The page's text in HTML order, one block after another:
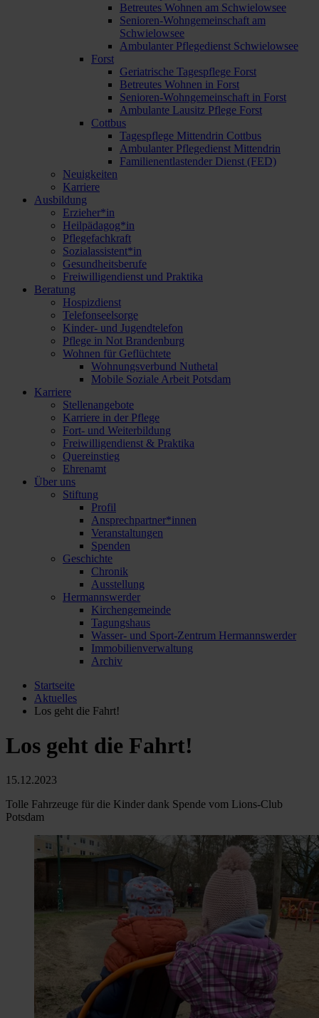
Betreutes Wohnen am Schwielowsee
Senioren-Wohngemeinschaft am
Schwielowsee
Ambulanter Pflegedienst Schwielowsee
Forst
Geriatrische Tagespflege Forst
Betreutes Wohnen in Forst
Senioren-Wohngemeinschaft in Forst
Ambulante Lausitz Pflege Forst
Cottbus
Tagespflege Mittendrin Cottbus
Ambulanter Pflegedienst Mittendrin
Familienentlastender Dienst (FED)
Neuigkeiten
Karriere
Ausbildung
Erzieher*in
Heilpädagog*in
Pflegefachkraft
Sozialassistent*in
Gesundheitsberufe
Freiwilligendienst und Praktika
Beratung
Hospizdienst
Telefonseelsorge
Kinder- und Jugendtelefon
Pflege in Not Brandenburg
Wohnen für Geflüchtete
Wohnungsverbund Nuthetal
Mobile Soziale Arbeit Potsdam
Karriere
Stellenangebote
Karriere in der Pflege
Fort- und Weiterbildung
Freiwilligendienst & Praktika
Quereinstieg
Ehrenamt
Über uns
Stiftung
Profil
Ansprechpartner*innen
Veranstaltungen
Spenden
Geschichte
Chronik
Ausstellung
Hermannswerder
Kirchengemeinde
Tagungshaus
Wasser- und Sport-Zentrum Hermannswerder
Immobilienverwaltung
Archiv
Startseite
Aktuelles
Los geht die Fahrt!
Los geht die Fahrt!
15.12.2023
Tolle Fahrzeuge für die Kinder dank Spende vom Lions-Club
Potsdam